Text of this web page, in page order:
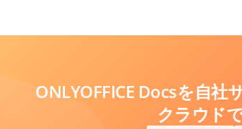
ONLYOFFICE Docsを自社
クラウド